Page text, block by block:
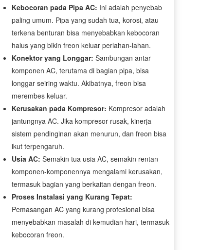
Kebocoran pada Pipa AC: Ini adalah penyebab
paling umum. Pipa yang sudah tua, korosi, atau
terkena benturan bisa menyebabkan kebocoran
halus yang bikin freon keluar perlahan-lahan.
Konektor yang Longgar: Sambungan antar
komponen AC, terutama di bagian pipa, bisa
longgar seiring waktu. Akibatnya, freon bisa
merembes keluar.
Kerusakan pada Kompresor: Kompresor adalah
jantungnya AC. Jika kompresor rusak, kinerja
sistem pendinginan akan menurun, dan freon bisa
ikut terpengaruh.
Usia AC: Semakin tua usia AC, semakin rentan
komponen-komponennya mengalami kerusakan,
termasuk bagian yang berkaitan dengan freon.
Proses Instalasi yang Kurang Tepat:
Pemasangan AC yang kurang profesional bisa
menyebabkan masalah di kemudian hari, termasuk
kebocoran freon.